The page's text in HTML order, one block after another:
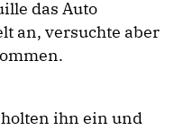
das Auto
an, versuchte aber
ihn ein und